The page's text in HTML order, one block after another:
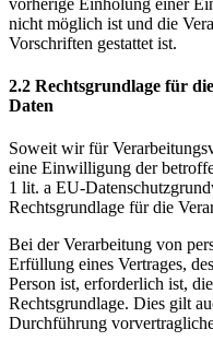
nicht möglich ist und die
Vorschriften gestattet ist.
2.2 Rechtsgrundlage für
Daten
Soweit wir für
eine Einwilligung der
1 lit. a EU-
Rechtsgrundlage für die
Bei der Verarbeitung von
Erfüllung eines Vertrages,
Person ist, erforderlich ist,
Rechtsgrundlage. Dies gilt
Durchführung